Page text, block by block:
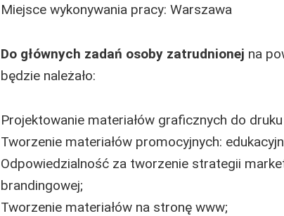
Miejsce wykonywania pracy: Warszawa
Do głównych zadań osoby zatrudnionej na
będzie należało:
Projektowanie materiałów graficznych do
Tworzenie materiałów promocyjnych:
Odpowiedzialność za tworzenie strategii
brandingowej;
Tworzenie materiałów na stronę www;